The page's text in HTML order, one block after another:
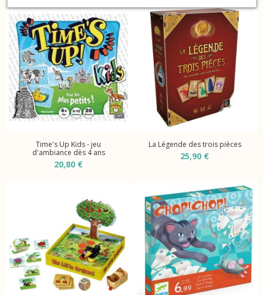
Time's Up Kids - jeu
d'ambiance dès 4 ans
20,80 €
La Légende des trois pièces
25,90 €